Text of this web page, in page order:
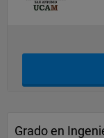
Grado en